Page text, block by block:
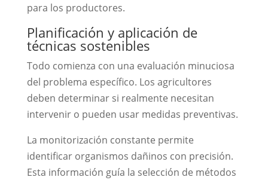
para los productores.
Planificación y aplicación de
técnicas sostenibles
Todo comienza con una evaluación minuciosa
del problema específico. Los agricultores
deben determinar si realmente necesitan
intervenir o pueden usar medidas preventivas.
La monitorización constante permite
identificar organismos dañinos con precisión.
Esta información guía la selección de métodos